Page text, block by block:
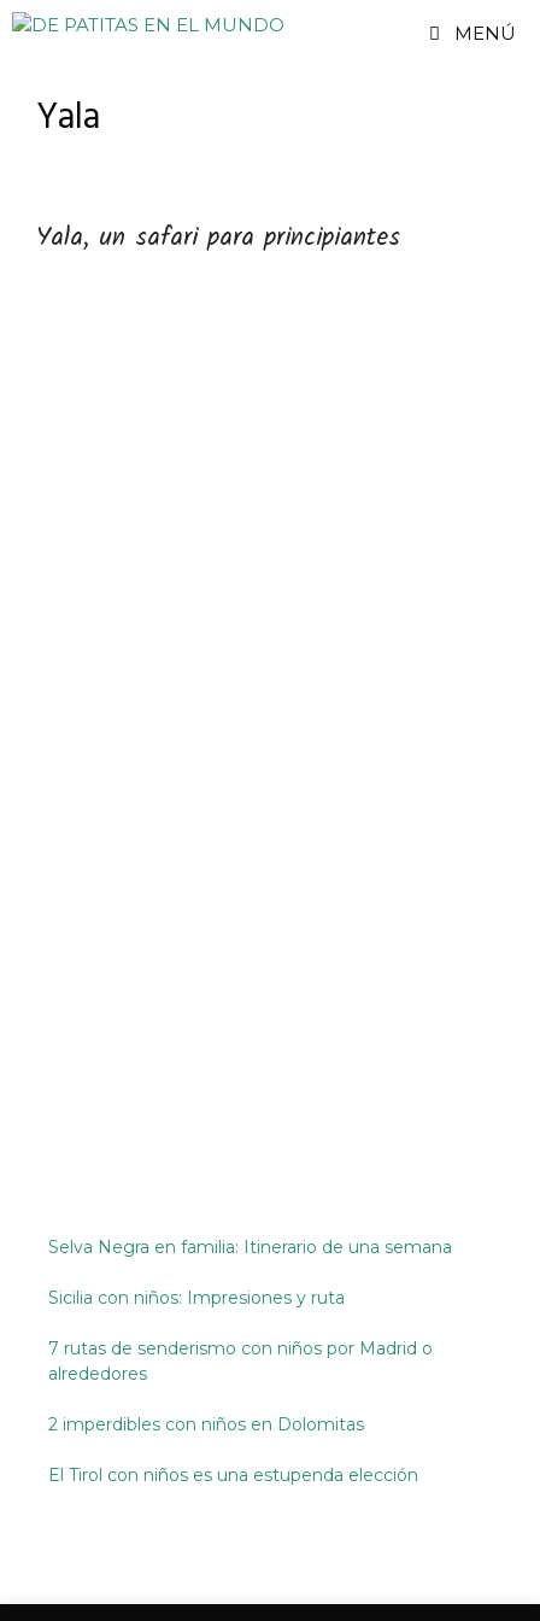
Saltar
MENÚ
Yala
Yala, un safari para principiantes
Selva Negra en familia: Itinerario de una semana
Sicilia con niños: Impresiones y ruta
7 rutas de senderismo con niños por Madrid o
alrededores
2 imperdibles con niños en Dolomitas
El Tirol con niños es una estupenda elección